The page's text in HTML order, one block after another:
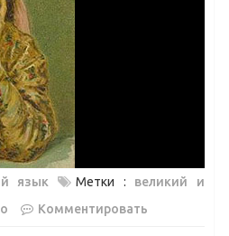
язык Метки : великий и
Комментировать